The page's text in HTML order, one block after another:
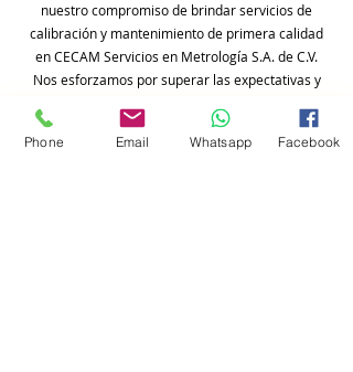
nuestro compromiso de brindar servicios de
calibración y mantenimiento de primera calidad
en CECAM Servicios en Metrología S.A. de C.V.
Nos esforzamos por superar las expectativas y
nuestro dedicado equipo y principios
inquebrantables.
Phone Email Whatsapp Facebook